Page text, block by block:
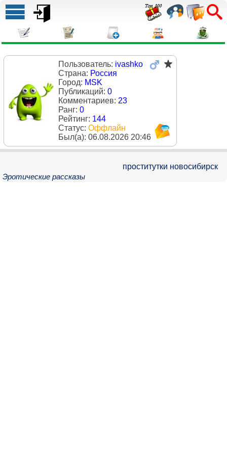
Пользователь: ivashko
Страна: Россия
Город: MSK
Публикаций: 0
Комментариев: 23
Ранг: 0
Рейтинг: 144
Статус: Оффлайн
Был(a): 06.08.2026 20:46
Эротические рассказы
проститутки новосибирск